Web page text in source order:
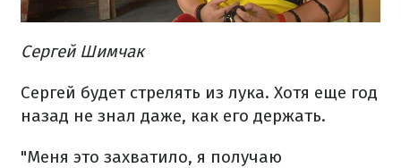
Сергей Шимчак
Сергей будет стрелять из лука. Хотя еще год
назад не знал даже, как его держать.
"Меня это захватило, я получаю